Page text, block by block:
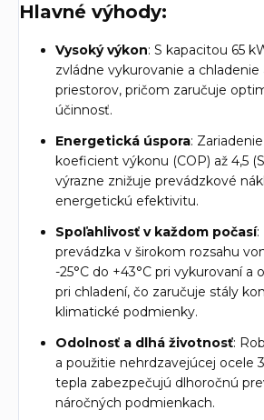
Hlavné výhody:
Vysoký výkon: S kapacitou 65
zvládne vykurovanie a chladenie
priestorov, pričom zaručuje
účinnosť.
Energetická úspora:
koeficient výkonu (COP) až 4,5
výrazne znižuje prevádzkové
energetickú efektivitu.
Spoľahlivosť v každom počasí:
prevádzka v širokom rozsahu
-25°C do +43°C pri vykurovaní a
pri chladení, čo zaručuje stály
klimatické podmienky.
Odolnosť a dlhá životnosť:
a použitie nehrdzavejúcej ocele
tepla zabezpečujú dlhoročnú
náročných podmienkach.